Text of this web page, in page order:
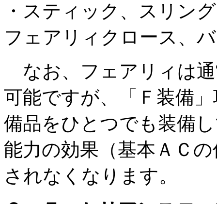
・スティック、スリン
フェアリィクロース、
なお、フェアリィは
可能ですが、「Ｆ装備
備品をひとつでも装備
能力の効果（基本ＡＣ
されなくなります。